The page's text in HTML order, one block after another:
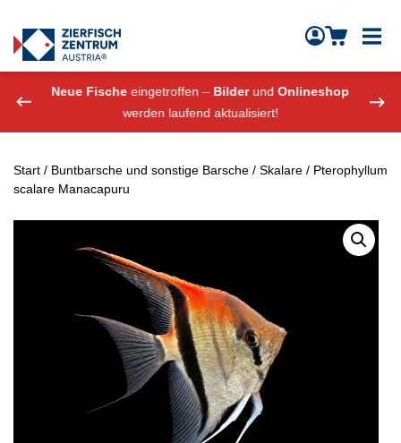
Zierfisch Aquarium Austria
Neue Fische eingetroffen – BilderundOnlineshop
werden laufend aktualisiert!
Start / Buntbarsche und sonstige Barsche / Skalare / Pterophyllum
scalare Manacapuru